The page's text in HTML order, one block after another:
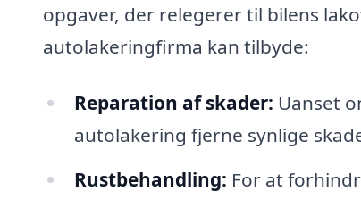
opgaver, der relegerer til bilens
autolakeringfirma kan tilbyde:
Reparation af skader: Uanset
autolakering fjerne synlige
Rustbehandling: For at